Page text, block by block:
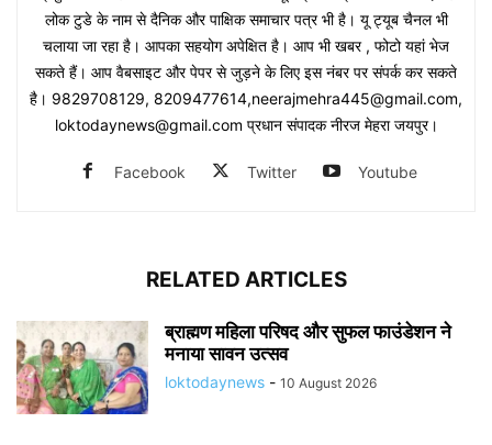
लोक टुडे के नाम से दैनिक और पाक्षिक समाचार पत्र भी है। यू ट्यूब चैनल भी
चलाया जा रहा है। आपका सहयोग अपेक्षित है। आप भी खबर , फोटो यहां भेज
सकते हैं। आप वैबसाइट और पेपर से जुड़ने के लिए इस नंबर पर संपर्क कर सकते
है। 9829708129, 8209477614,neerajmehra445@gmail.com,
loktodaynews@gmail.com प्रधान संपादक नीरज मेहरा जयपुर।
Facebook Twitter Youtube
RELATED ARTICLES
ब्राह्मण महिला परिषद और सुफल फाउंडेशन ने
मनाया सावन उत्सव
loktodaynews - 10 August 2026